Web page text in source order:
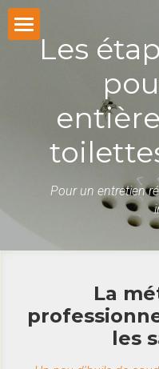
Stickers pour WC
Stickers Muraux
Histoire
MoucheStick
Dans les Médias
Avis
Recettes
Histoire des
Les
Pour un entretien
La
les
LES
Stickers Toilettes
Stickers Muraux